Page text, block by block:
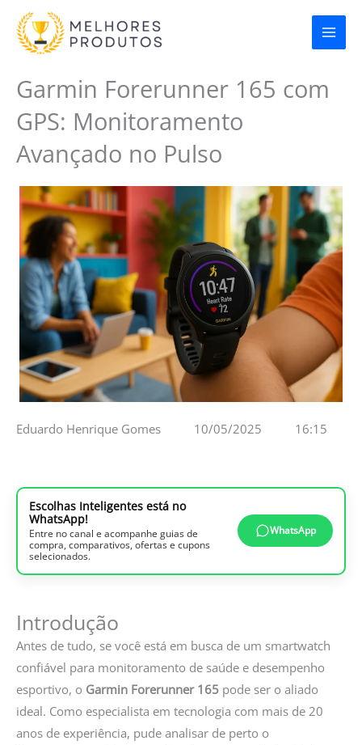
para
Garmin Forerunner 165 com
GPS: Monitoramento
Avançado no Pulso
Eduardo Henrique Gomes 10/05/2025 16:15
Escolhas Inteligentes está no
WhatsApp!
Entre no canal e acompanhe guias de
compra, comparativos, ofertas e cupons
selecionados.
WhatsApp
Introdução
Antes de tudo, se você está em busca de um smartwatch
confiável para monitoramento de saúde e desempenho
esportivo, o Garmin Forerunner 165 pode ser o aliado
ideal. Como especialista em tecnologia com mais de 20
anos de experiência, pude analisar de perto o